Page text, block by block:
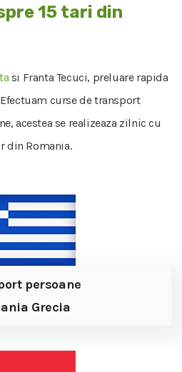
15 tari din
si Franta Tecuci, preluare rapida
curse de transport
acestea se realizeaza zilnic cu
din Romania.
persoane
Grecia